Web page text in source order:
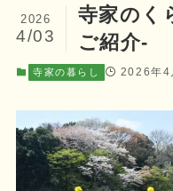
寺家のく
ご紹介‐
2026
4/03
寺家の暮らし 2026年4